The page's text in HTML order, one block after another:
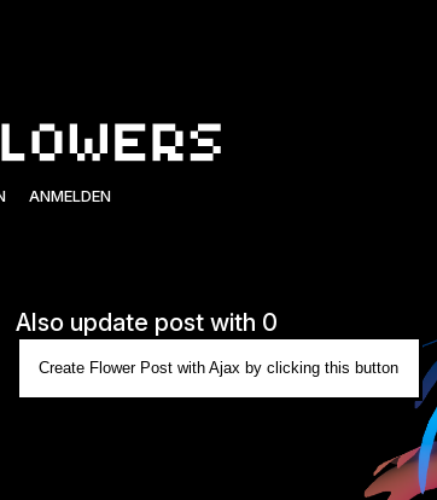
ANMELDEN
Also update post with 0
Create Flower Post with Ajax by clicking this button